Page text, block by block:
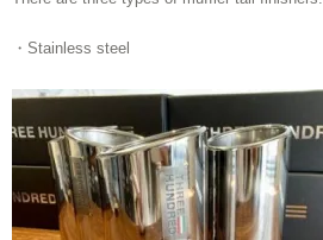
・Stainless steel